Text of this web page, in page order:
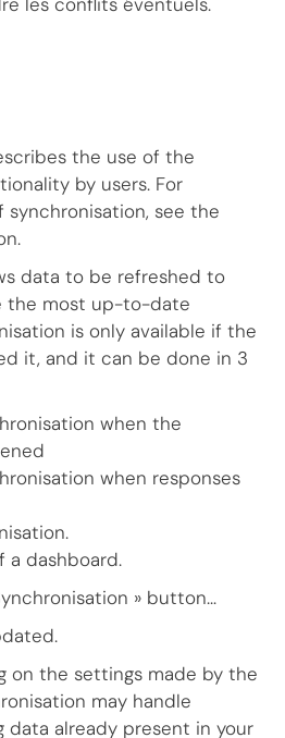
the use of the
by users. For
see the
data to be refreshed to
the most up-to-date
is only available if the
it, and it can be done in 3
when the
when responses
a dashboard.
» button…
on the settings made by the
may handle
already present in your